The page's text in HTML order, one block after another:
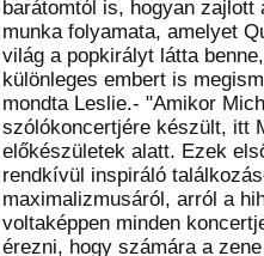
barátomtól is, hogyan
munka folyamata, amelyet
világ a popkirályt látta
különleges embert is
mondta Leslie.- "Amikor
szólókoncertjére készült, itt
előkészületek alatt. Ezek
rendkívül inspiráló
maximalizmusáról, arról a
voltaképpen minden
érezni, hogy számára a